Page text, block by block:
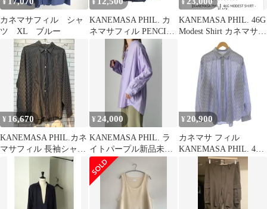
¥
カネマサフィル シャ
ツ XL ブルー
¥
KANEMASA PHIL. カ
ネマサフィル PENCIL
STRIPE DRESS
JERSEY SHIRT ストラ
イプシャツ ネイビー L
¥
KANEMASA PHIL. 46G
Modest Shirt カネマサフ
¥ 16,670
KANEMASA PHIL.カネ
マサフィル 長袖シャツ
KM23A-011 24SS Mサ
¥24,000
KANEMASA PHIL. ラ
イトパープル新品未使
用レディース
¥ 20,900
カネマサ フィル
KANEMASA PHIL. 46G
Stripe Atmosphere Shirt
シャツ 長袖 ストライプ
柄 L 青 白 KM26S-
024SB /BM